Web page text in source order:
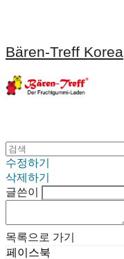
Bären-Treff Korea
수정하기
삭제하기
글쓴이
목록으로 가기
페이스북